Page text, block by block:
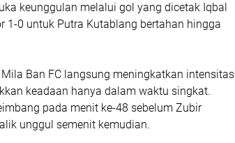
keunggulan melalui gol yang dicetak Iqbal
1-0 untuk Putra Kutablang bertahan hingga
Ban FC langsung meningkatkan intensitas
keadaan hanya dalam waktu singkat.
pada menit ke-48 sebelum Zubir
unggul semenit kemudian.